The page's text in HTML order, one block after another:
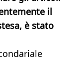
il
è stato